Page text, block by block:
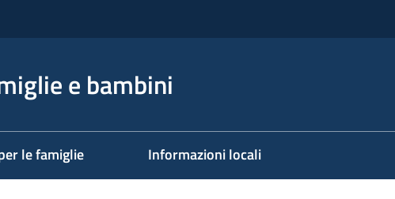
e bambini
le famiglie Informazioni locali